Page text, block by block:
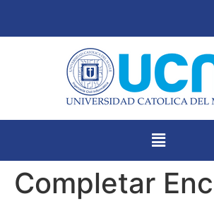
Completar